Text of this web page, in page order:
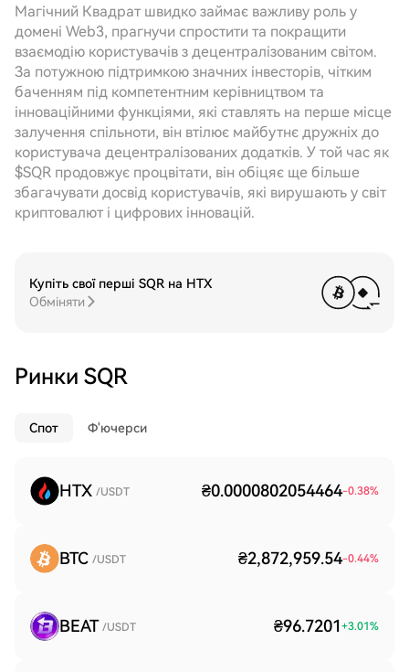
Магічний Квадрат швидко займає важливу роль у
домені Web3, прагнучи спростити та покращити
взаємодію користувачів з децентралізованим світом.
За потужною підтримкою значних інвесторів, чітким
баченням під компетентним керівництвом та
інноваційними функціями, які ставлять на перше місце
залучення спільноти, він втілює майбутнє дружніх до
користувача децентралізованих додатків. У той час як
$SQR продовжує процвітати, він обіцяє ще більше
збагачувати досвід користувачів, які вирушають у світ
криптовалют і цифрових інновацій.
Купіть свої перші SQR на HTX
Обміняти
Ринки SQR
Спот Ф'ючерси
HTX /USDT ₴0.0000802054464-0.38%
BTC /USDT ₴2,872,959.54-0.44%
BEAT /USDT ₴96.7201 +3.01%